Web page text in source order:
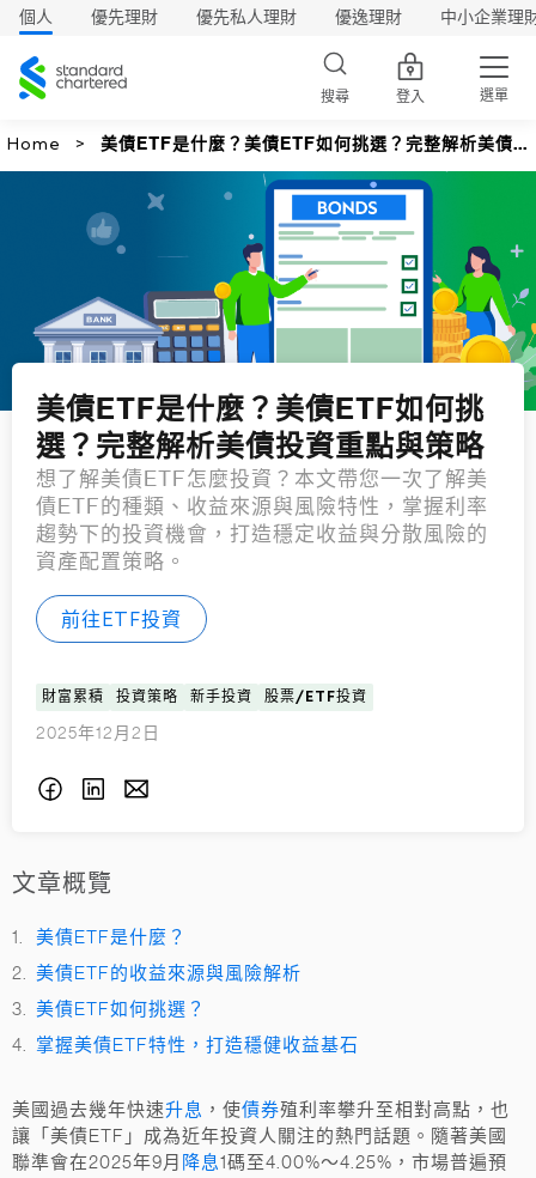
個人 優先理財 優先私人理財 優逸理財
中小企業理
渣
打
搜尋 登入 選單
Home 美債ETF是什麼？美債ETF如何挑選？完整解析美債
投資重點與策略
美債ETF是什麼？美債ETF如何挑
選？完整解析美債投資重點與策略
想了解美債ETF怎麼投資？本文帶您一次了解美
債ETF的種類、收益來源與風險特性，掌握利率
趨勢下的投資機會，打造穩定收益與分散風險的
資產配置策略。
前往ETF投資
財富累積 投資策略 新手投資 股票/ETF投資
2025年12月2日
文章概覽
美債ETF是什麼？
美債ETF的收益來源與風險解析
美債ETF如何挑選？
掌握美債ETF特性，打造穩健收益基石
美國過去幾年快速升息 ，使債券殖利率攀升至相對高點，也
讓「美債ETF」成為近年投資人關注的熱門話題。隨著美國
聯準會在2025年9月 降息1碼至4.00%～4.25%，市場普遍預